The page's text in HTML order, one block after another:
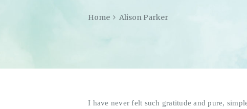
Home Alison Parker
I have never felt such gratitude and pure,